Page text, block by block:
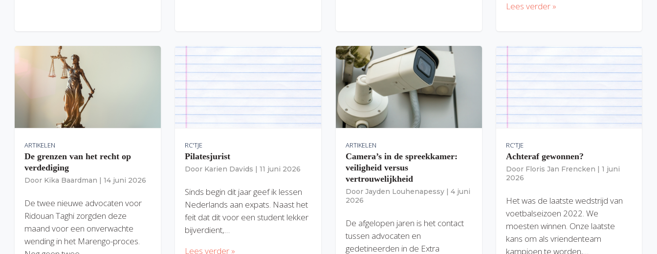
Lees verder »
ARTIKELEN
De grenzen van het recht op
verdediging
Door Kika Baardman | 14 juni 2026
De twee nieuwe advocaten voor
Ridouan Taghi zorgden deze
maand voor een onverwachte
wending in het Marengo-proces.
RC'TJE
Pilatesjurist
Door Karien Davids | 11 juni 2026
Sinds begin dit jaar geef ik lessen
Nederlands aan expats. Naast het
feit dat dit voor een student lekker
bijverdient,…
Lees verder »
ARTIKELEN
Camera’s in de spreekkamer:
veiligheid versus
vertrouwelijkheid
Door Jayden Louhenapessy | 4 juni
2026
De afgelopen jaren is het contact
tussen advocaten en
gedetineerden in de Extra
RC'TJE
Achteraf gewonnen?
Door Floris Jan Frencken | 1 juni
2026
Het was de laatste wedstrijd van
voetbalseizoen 2022. We
moesten winnen. Onze laatste
kans om als vriendenteam
kampioen te worden,…